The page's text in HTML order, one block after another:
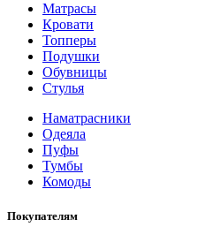
Матрасы
Кровати
Топперы
Подушки
Обувницы
Стулья
Наматрасники
Одеяла
Пуфы
Тумбы
Комоды
Покупателям